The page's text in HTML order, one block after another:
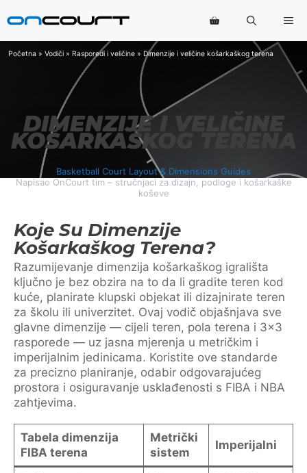
na
Početna » Vodiči » Rasporedi i veličine » Dimenzije i veličine košarkaškog terena
DIMENZIJE I VELIČINE
KOŠARKAŠKOG TERENA
Basketball Court Layout & Dimensions Guides
Napisao OnCourt tim – stručnjaci za dizajn, podloge i košarkaške
koševe
Koje Su Dimenzije
Košarkaškog Terena?
Razumijevanje dimenzija košarkaškog igrališta
ključno je bez obzira na to da li gradite teren kod
kuće, planirate klupski objekat ili dizajnirate teren
za školu ili univerzitet. Ovaj vodič objašnjava sve
glavne dimenzije — cijeli teren, pola terena i 3x3
rasporede — uz jasna mjerenja u metričkim i
imperijalnim jedinicama. Koristite ove standarde
za precizno planiranje, odabir odgovarajućeg
prostora i osiguravanje usklađenosti s FIBA i NBA
zahtjevima.
Tabela dimenzija
FIBA terena
Metrički
sistem
Imperijalni